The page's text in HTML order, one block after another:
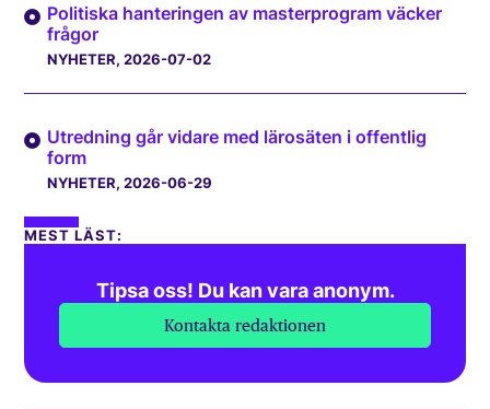
Politiska hanteringen av masterprogram väcker
frågor
NYHETER, 2026-07-02
Utredning går vidare med lärosäten i offentlig
form
NYHETER, 2026-06-29
MEST LÄST:
Tipsa oss! Du kan vara anonym.
Kontakta redaktionen